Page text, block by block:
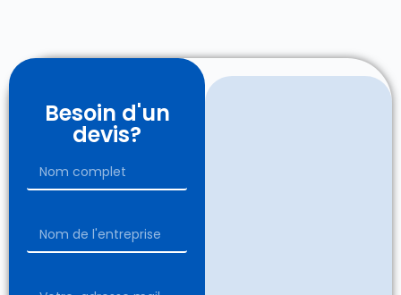
Besoin d'un
devis?